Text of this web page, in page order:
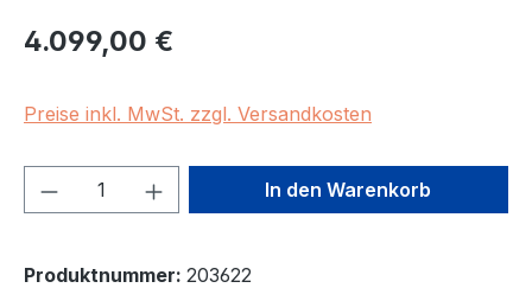
Regulärer Preis:
4.099,00 €
Preise inkl. MwSt. zzgl. Versandkosten
Produkt Anzahl: Gib denIn den Warenkorb
Produktnummer: 203622